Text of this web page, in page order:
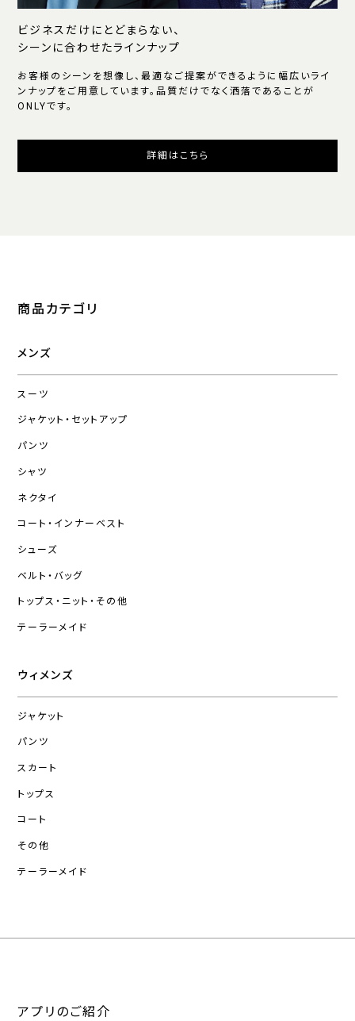
ビジネスだけにとどまらない、
シーンに合わせたラインナップ
お客様のシーンを想像し、最適なご提案ができるように幅広いライ
ンナップをご用意しています。品質だけでなく洒落であることが
ONLYです。
詳細はこちら
商品カテゴリ
メンズ
スーツ
ジャケット・セットアップ
パンツ
シャツ
ネクタイ
コート・インナーベスト
シューズ
ベルト・バッグ
トップス・ニット・その他
テーラーメイド
ウィメンズ
ジャケット
パンツ
スカート
トップス
コート
その他
テーラーメイド
アプリのご紹介